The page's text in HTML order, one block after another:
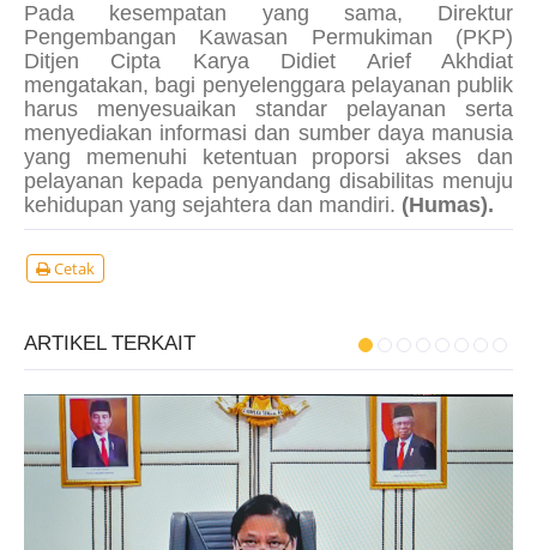
Pada kesempatan yang sama, Direktur
Pengembangan Kawasan Permukiman (PKP)
Ditjen Cipta Karya Didiet Arief Akhdiat
mengatakan, bagi penyelenggara pelayanan publik
harus menyesuaikan standar pelayanan serta
menyediakan informasi dan sumber daya manusia
yang memenuhi ketentuan proporsi akses dan
pelayanan kepada penyandang disabilitas menuju
kehidupan yang sejahtera dan mandiri. (Humas).
Cetak
ARTIKEL TERKAIT